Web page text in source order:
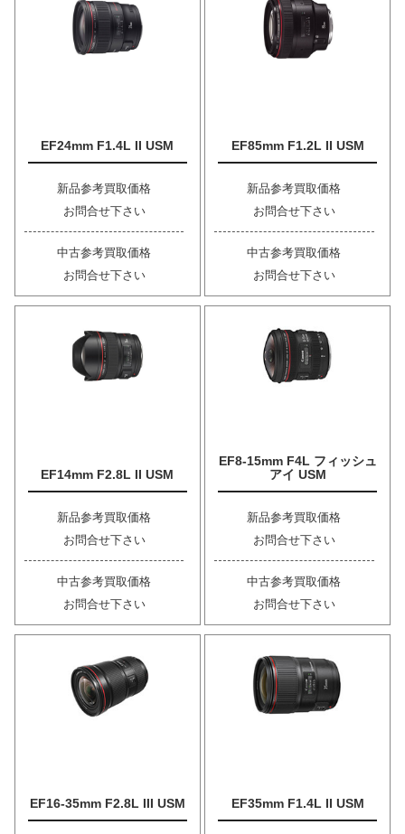
EF24mm F1.4L II USM
新品参考買取価格
お問合せ下さい
中古参考買取価格
お問合せ下さい
EF85mm F1.2L II USM
新品参考買取価格
お問合せ下さい
中古参考買取価格
お問合せ下さい
EF14mm F2.8L II USM
新品参考買取価格
お問合せ下さい
中古参考買取価格
お問合せ下さい
EF8-15mm F4L フィッシュ
アイ USM
新品参考買取価格
お問合せ下さい
中古参考買取価格
お問合せ下さい
EF16-35mm F2.8L III USM EF35mm F1.4L II USM